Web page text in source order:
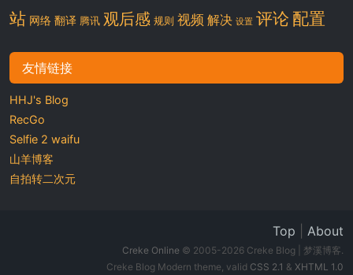
站 网络 翻译 腾讯 观后感 规则 视频 解决 设置 评论 配置
友情链接
HHJ's Blog
RecGo
Selfie 2 waifu
山羊博客
自拍转二次元
Top About
Creke Online © 2005-2026 Creke Blog | 梦溪博客.
Creke Blog Modern theme, valid CSS 2.1 & XHTML 1.0